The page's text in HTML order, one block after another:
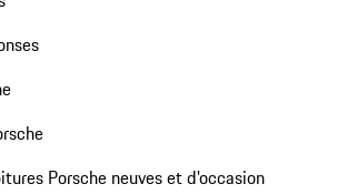
Porsche neuves et d'occasion